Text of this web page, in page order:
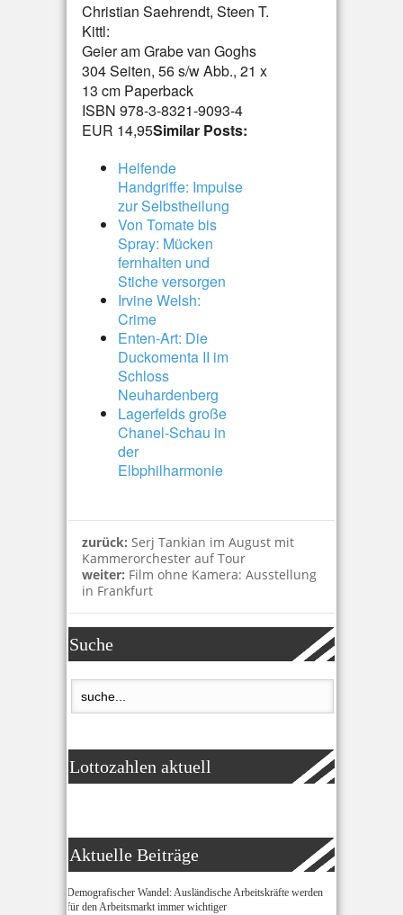
Christian Saehrendt, Steen T.
Kittl:
Geier am Grabe van Goghs
304 Seiten, 56 s/w Abb., 21 x
13 cm Paperback
ISBN 978-3-8321-9093-4
EUR 14,95Similar Posts:
Helfende
Handgriffe: Impulse
zur Selbstheilung
Von Tomate bis
Spray: Mücken
fernhalten und
Stiche versorgen
Irvine Welsh:
Crime
Enten-Art: Die
Duckomenta II im
Schloss
Neuhardenberg
Lagerfelds große
Chanel-Schau in
der
Elbphilharmonie
zurück: Serj Tankian im August mit
Kammerorchester auf Tour
weiter: Film ohne Kamera: Ausstellung
in Frankfurt
Suche
Lottozahlen aktuell
Aktuelle Beiträge
Demografischer Wandel: Ausländische Arbeitskräfte werden
für den Arbeitsmarkt immer wichtiger